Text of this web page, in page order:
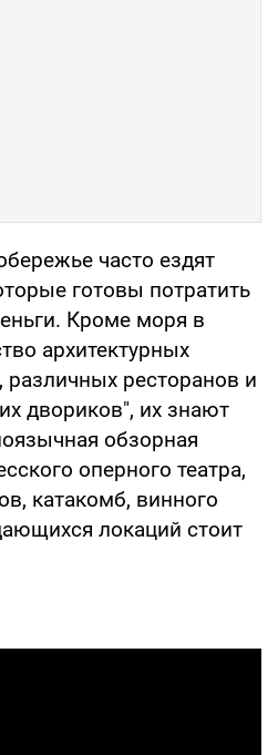
часто ездят
готовы потратить
Кроме моря в
архитектурных
различных ресторанов и
двориков", их знают
обзорная
оперного театра,
катакомб, винного
локаций стоит